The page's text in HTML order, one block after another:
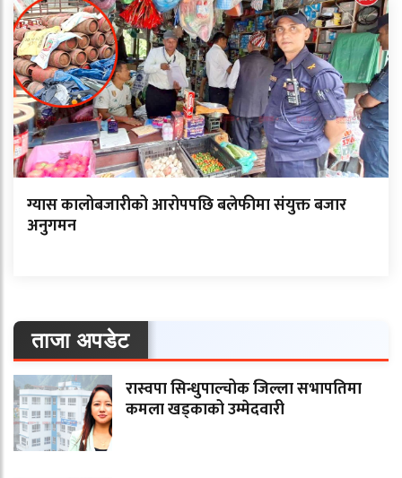
ग्यास कालोबजारीको आरोपपछि बलेफीमा संयुक्त बजार
अनुगमन
ताजा अपडेट
रास्वपा सिन्धुपाल्चोक जिल्ला सभापतिमा
कमला खड्काको उम्मेदवारी